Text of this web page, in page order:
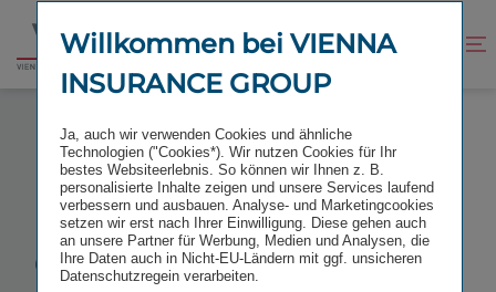
Inhalt
springen
Fußzeile
springen
Zur
Startseite
Kontrast
GERMAN CORPORATE CONFERENCE 2025
German
Willkommen bei VIENNA
INSURANCE GROUP
Ja, auch wir verwenden Cookies und ähnliche
Technologien ("Cookies*). Wir nutzen Cookies für Ihr
bestes Websiteerlebnis. So können wir Ihnen z. B.
personalisierte Inhalte zeigen und unsere Services laufend
verbessern und ausbauen. Analyse- und Marketingcookies
setzen wir erst nach Ihrer Einwilligung. Diese gehen auch
an unsere Partner für Werbung, Medien und Analysen, die
Ihre Daten auch in Nicht-EU-Ländern mit ggf. unsicheren
Datenschutzregein verarbeiten.